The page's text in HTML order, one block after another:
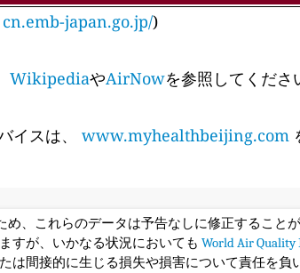
cn.emb-japan.go.jp/)
WikipediaやAirNowを参照してくださ
スは、 www.myhealthbeijing.com
、これらのデータは予告なしに修正することが
すが、いかなる状況においても World Air Quality
間接的に生じる損失や損害について責任を負